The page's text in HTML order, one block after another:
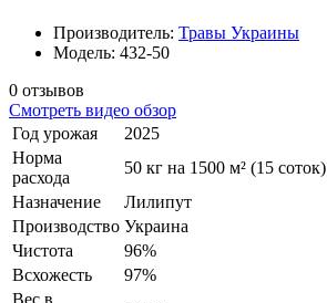
Производитель: Травы Украины
Модель: 432-50
0 отзывов
Смотреть видео обзор
Год урожая
2025
Норма
расхода
50 кг на 1500 м² (15 соток)
Назначение
Лилипут
Производство Украина
Чистота
96%
Всхожесть
97%
Вес в